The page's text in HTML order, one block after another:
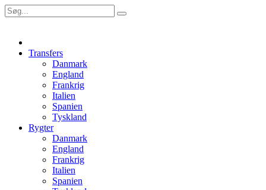
Transfers
Danmark
England
Frankrig
Italien
Spanien
Tyskland
Rygter
Danmark
England
Frankrig
Italien
Spanien